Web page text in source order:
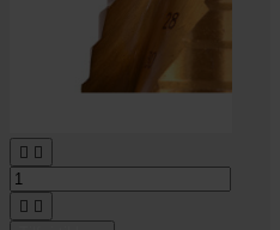
 
 